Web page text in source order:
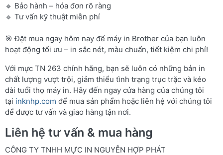
🔹 Bảo hành – hóa đơn rõ ràng
🔹 Tư vấn kỹ thuật miễn phí
🎯 Đặt mua ngay hôm nay để máy in Brother của bạn luôn
hoạt động tối ưu – in sắc nét, màu chuẩn, tiết kiệm chi phí!
Với mực TN 263 chính hãng, bạn sẽ luôn có những bản in
chất lượng vượt trội, giảm thiểu tình trạng trục trặc và kéo
dài tuổi thọ máy in. Hãy đến ngay cửa hàng của chúng tôi
tại inknhp.com để mua sản phẩm hoặc liên hệ với chúng tôi
để được tư vấn và giao hàng tận nơi.
Liên hệ tư vấn & mua hàng
CÔNG TY TNHH MỰC IN NGUYỄN HỢP PHÁT